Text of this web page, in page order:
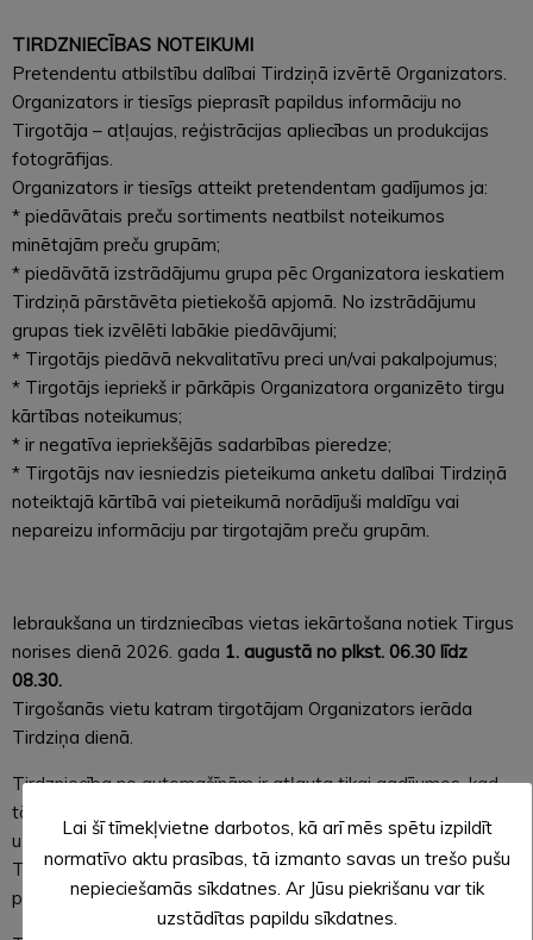
TIRDZNIECĪBAS NOTEIKUMI
Pretendentu atbilstību dalībai Tirdziņā izvērtē Organizators.
Organizators ir tiesīgs pieprasīt papildus informāciju no
Tirgotāja – atļaujas, reģistrācijas apliecības un produkcijas
fotogrāfijas.
Organizators ir tiesīgs atteikt pretendentam gadījumos ja:
* piedāvātais preču sortiments neatbilst noteikumos
minētajām preču grupām;
* piedāvātā izstrādājumu grupa pēc Organizatora ieskatiem
Tirdziņā pārstāvēta pietiekošā apjomā. No izstrādājumu
grupas tiek izvēlēti labākie piedāvājumi;
* Tirgotājs piedāvā nekvalitatīvu preci un/vai pakalpojumus;
* Tirgotājs iepriekš ir pārkāpis Organizatora organizēto tirgu
kārtības noteikumus;
* ir negatīva iepriekšējās sadarbības pieredze;
* Tirgotājs nav iesniedzis pieteikuma anketu dalībai Tirdziņā
noteiktajā kārtībā vai pieteikumā norādījuši maldīgu vai
nepareizu informāciju par tirgotajām preču grupām.
Iebraukšana un tirdzniecības vietas iekārtošana notiek Tirgus
norises dienā 2026. gada 1. augustā no plkst. 06.30 līdz
08.30.
Tirgošanās vietu katram tirgotājam Organizators ierāda
Tirdziņa dienā.
Tirdzniecība no automašīnām ir atļauta tikai gadījumos, kad
tā nepieciešama, lai nodrošinātu pārdodamās produkcijas
uzglabāšanu atbilstoši tehnoloģiskajām prasībām.
Tirdzniecības dalībniekam par to jāinformē Organizators
pieteikuma anketā.
Lai šī tīmekļvietne darbotos, kā arī mēs spētu izpildīt
normatīvo aktu prasības, tā izmanto savas un trešo pušu
nepieciešamās sīkdatnes. Ar Jūsu piekrišanu var tik
uzstādītas papildu sīkdatnes.